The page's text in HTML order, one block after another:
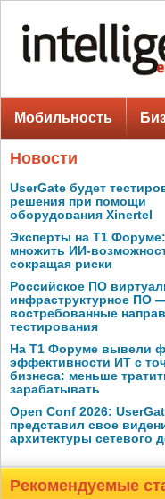
Мобильность
Новости
UserGate будет
решения при помощи
оборудования Xinertel
Эксперты на Т1 Форуме:
множить ИИ-
сокращая риски
Российское ПО
инфраструктурное ПО
востребованные
тестирования
На Т1 Форуме вывели
эффективности ИТ с
бизнеса: меньше
зарабатывать
Open Conf 2026:
представил свое
архитектуры сетевого
Рекомендуемые